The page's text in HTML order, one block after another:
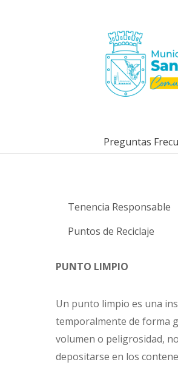
Preguntas
Tenencia Responsable
Puntos de Reciclaje
PUNTO LIMPIO
Un punto limpio es una
temporalmente de forma
volumen o peligrosidad,
depositarse en los